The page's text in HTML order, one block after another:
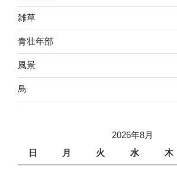
雑草
青壮年部
風景
鳥
2026年8月
日
月 火 水 木